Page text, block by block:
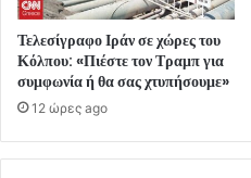
Τελεσίγραφο Ιράν σε χώρες του
Κόλπου: «Πιέστε τον Τραμπ για
συμφωνία ή θα σας χτυπήσουμε»
12 ώρες ago